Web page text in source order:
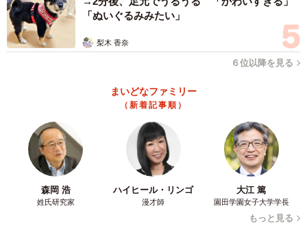
「ぬいぐるみみたい」
梨木 香奈
６位以降を見る
まいどなファミリー
（新着記事順）
森岡 浩
姓氏研究家
ハイヒール・リンゴ
漫才師
大江 篤
園田学園女子大学学長
もっと見る